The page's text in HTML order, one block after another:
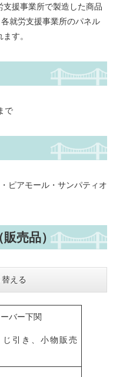
援事業所で製造した商品
就労支援事業所のパネル
す。
で
ピアモール・サンパティオ
販売品）
える
バー下関
じ引き、小物販売